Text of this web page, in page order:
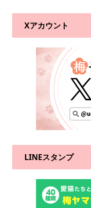
Xアカウント
LINEスタンプ